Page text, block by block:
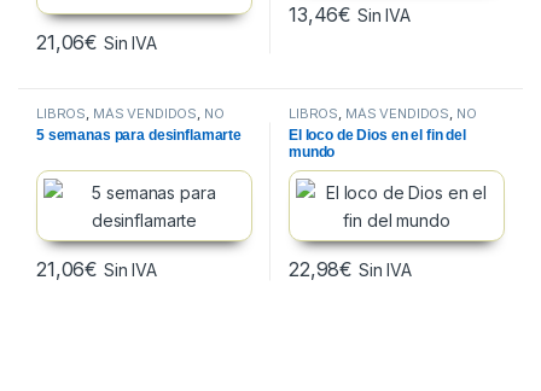
21,06€ Sin IVA
13,46€ Sin IVA
LIBROS MÁS VENDIDOS NO
FICCION
5 semanas para desinflamarte
21,06€ Sin IVA
LIBROS MÁS VENDIDOS NO
FICCION
El loco de Dios en el fin del
mundo
22,98€ Sin IVA